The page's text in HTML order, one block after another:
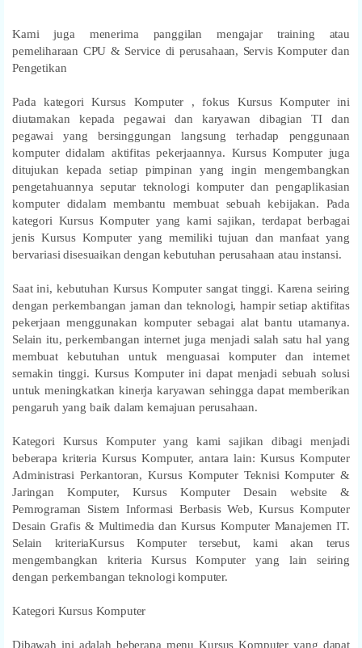
Kami juga menerima panggilan mengajar training atau
pemeliharaan CPU & Service di perusahaan, Servis Komputer dan
Pengetikan
Pada kategori Kursus Komputer , fokus Kursus Komputer ini
diutamakan kepada pegawai dan karyawan dibagian TI dan
pegawai yang bersinggungan langsung terhadap penggunaan
komputer didalam aktifitas pekerjaannya. Kursus Komputer juga
ditujukan kepada setiap pimpinan yang ingin mengembangkan
pengetahuannya seputar teknologi komputer dan pengaplikasian
komputer didalam membantu membuat sebuah kebijakan. Pada
kategori Kursus Komputer yang kami sajikan, terdapat berbagai
jenis Kursus Komputer yang memiliki tujuan dan manfaat yang
bervariasi disesuaikan dengan kebutuhan perusahaan atau instansi.
Saat ini, kebutuhan Kursus Komputer sangat tinggi. Karena seiring
dengan perkembangan jaman dan teknologi, hampir setiap aktifitas
pekerjaan menggunakan komputer sebagai alat bantu utamanya.
Selain itu, perkembangan internet juga menjadi salah satu hal yang
membuat kebutuhan untuk menguasai komputer dan internet
semakin tinggi. Kursus Komputer ini dapat menjadi sebuah solusi
untuk meningkatkan kinerja karyawan sehingga dapat memberikan
pengaruh yang baik dalam kemajuan perusahaan.
Kategori Kursus Komputer yang kami sajikan dibagi menjadi
beberapa kriteria Kursus Komputer, antara lain: Kursus Komputer
Administrasi Perkantoran, Kursus Komputer Teknisi Komputer &
Jaringan Komputer, Kursus Komputer Desain website &
Pemrograman Sistem Informasi Berbasis Web, Kursus Komputer
Desain Grafis & Multimedia dan Kursus Komputer Manajemen IT.
Selain kriteriaKursus Komputer tersebut, kami akan terus
mengembangkan kriteria Kursus Komputer yang lain seiring
dengan perkembangan teknologi komputer.
Kategori Kursus Komputer
Dibawah ini adalah beberapa menu Kursus Komputer yang dapat